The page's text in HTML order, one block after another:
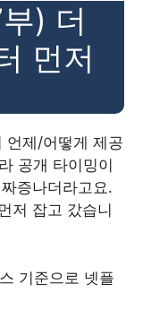
) 더
먼저
언제/어떻게 제공
공개 타이밍이
증나더라고요.
저 잡고 갔습니
기준으로 넷플